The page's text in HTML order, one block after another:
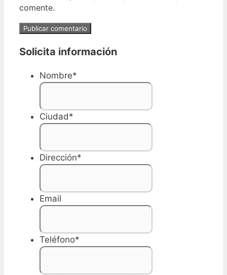
comente.
Solicita información
Nombre*
Ciudad*
Dirección*
Email
Teléfono*